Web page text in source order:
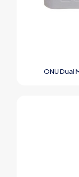
ONU Dual